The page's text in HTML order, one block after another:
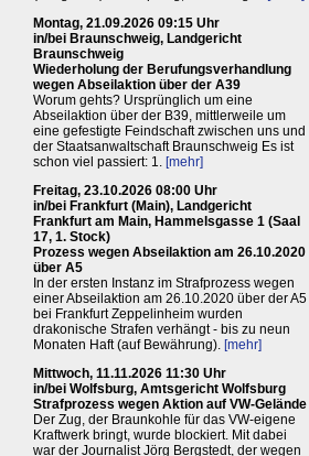
Montag, 21.09.2026 09:15 Uhr
in/bei Braunschweig, Landgericht
Braunschweig
Wiederholung der Berufungsverhandlung
wegen Abseilaktion über der A39
Worum gehts? Ursprünglich um eine
Abseilaktion über der B39, mittlerweile um
eine gefestigte Feindschaft zwischen uns und
der Staatsanwaltschaft Braunschweig Es ist
schon viel passiert: 1. [mehr]
Freitag, 23.10.2026 08:00 Uhr
in/bei Frankfurt (Main), Landgericht
Frankfurt am Main, Hammelsgasse 1 (Saal
17, 1. Stock)
Prozess wegen Abseilaktion am 26.10.2020
über A5
In der ersten Instanz im Strafprozess wegen
einer Abseilaktion am 26.10.2020 über der A5
bei Frankfurt Zeppelinheim wurden
drakonische Strafen verhängt - bis zu neun
Monaten Haft (auf Bewährung). [mehr]
Mittwoch, 11.11.2026 11:30 Uhr
in/bei Wolfsburg, Amtsgericht Wolfsburg
Strafprozess wegen Aktion auf VW-Gelände
Der Zug, der Braunkohle für das VW-eigene
Kraftwerk bringt, wurde blockiert. Mit dabei
war der Journalist Jörg Bergstedt, der wegen